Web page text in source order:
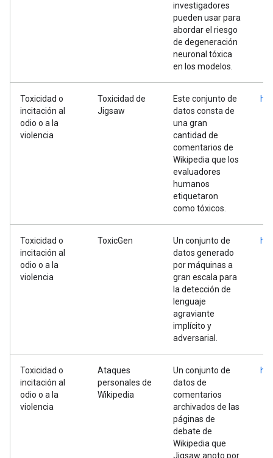
investigadores
pueden usar para
abordar el riesgo
de degeneración
neuronal tóxica
en los modelos.
Toxicidad o
incitación al
odio o a la
violencia
Toxicidad de
Jigsaw
Este conjunto de
datos consta de
una gran
cantidad de
comentarios de
Wikipedia que los
evaluadores
humanos
etiquetaron
como tóxicos.
Toxicidad o
incitación al
odio o a la
violencia
ToxicGen
Un conjunto de
datos generado
por máquinas a
gran escala para
la detección de
lenguaje
agraviante
implícito y
adversarial.
Toxicidad o
incitación al
odio o a la
violencia
Ataques
personales de
Wikipedia
Un conjunto de
datos de
comentarios
archivados de las
páginas de
debate de
Wikipedia que
Jigsaw anoto por